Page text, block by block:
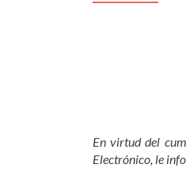
En virtud del
Electrónico, le